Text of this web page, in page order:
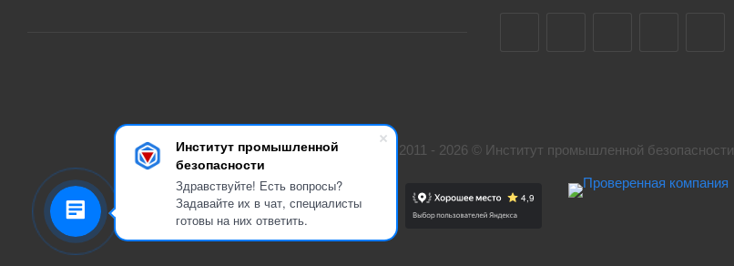
Институт промышленной
безопасности
Здравствуйте! Есть вопросы?
Задавайте их в чат, специалисты
готовы на них ответить.
2011 - 2026 © Институт промышленной безопасности